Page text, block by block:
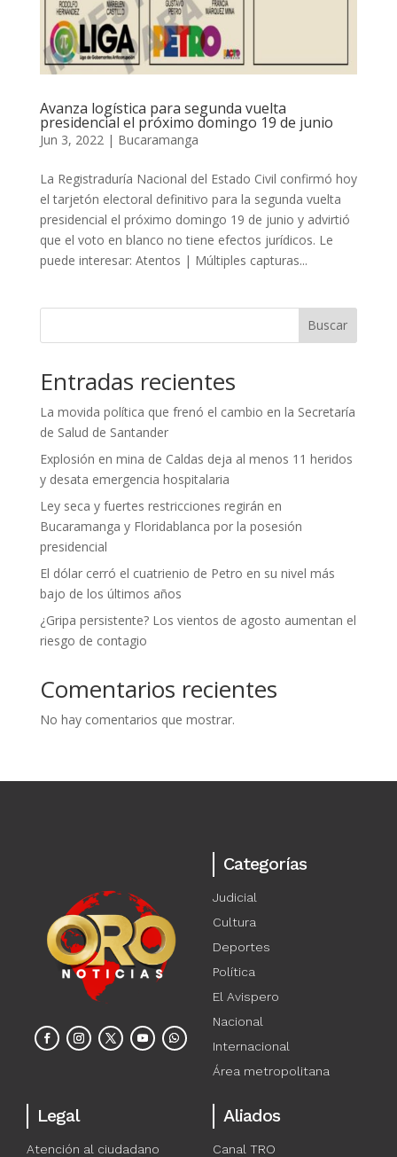
Avanza logística para segunda vuelta
presidencial el próximo domingo 19 de junio
Jun 3, 2022 | Bucaramanga
La Registraduría Nacional del Estado Civil confirmó hoy
el tarjetón electoral definitivo para la segunda vuelta
presidencial el próximo domingo 19 de junio y advirtió
que el voto en blanco no tiene efectos jurídicos. Le
puede interesar: Atentos | Múltiples capturas...
Buscar
Entradas recientes
La movida política que frenó el cambio en la Secretaría
de Salud de Santander
Explosión en mina de Caldas deja al menos 11 heridos
y desata emergencia hospitalaria
Ley seca y fuertes restricciones regirán en
Bucaramanga y Floridablanca por la posesión
presidencial
El dólar cerró el cuatrienio de Petro en su nivel más
bajo de los últimos años
¿Gripa persistente? Los vientos de agosto aumentan el
riesgo de contagio
Comentarios recientes
No hay comentarios que mostrar.
Categorías
Judicial
Cultura
Deportes
Política
El Avispero
Nacional
Internacional
Área metropolitana
Legal
Atención al ciudadano
Aliados
Canal TRO